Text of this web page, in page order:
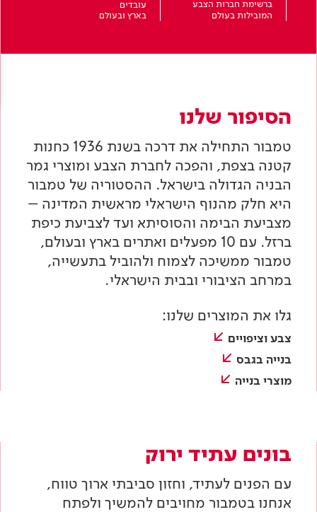
עץ
מתכת
לכל מוצרי צבע וציפויים
Academy
תוכן מקצועי
מדיניות סביבתית
עובדים
בארץ ובעולם
ברשימת חברות הצבע
המובילות בעולם
הסיפור שלנו
טמבור התחילה את דרכה בשנת 1936 כחנות
קטנה בצפת, והפכה לחברת הצבע ומוצרי גמר
הבניה הגדולה בישראל. ההסטוריה של טמבור
היא חלק מהנוף הישראלי מראשית המדינה –
מצביעת הבימה והסוסיתא ועד לצביעת כיפת
ברזל. עם 10 מפעלים ואתרים בארץ ובעולם,
טמבור ממשיכה לצמוח ולהוביל בתעשייה,
במרחב הציבורי ובבית הישראלי.
גלו את המוצרים שלנו:
צבע וציפויים
בנייה בגבס
מוצרי בנייה
בונים עתיד ירוק
עם הפנים לעתיד, וחזון סביבתי ארוך טווח,
אנחנו בטמבור מחויבים להמשיך ולפתח